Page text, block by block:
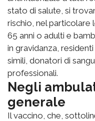
stato di salute, si
rischio, nel particolare
65 anni o adulti e
in gravidanza,
simili, donatori di
professionali.
Negli
generale
Il vaccino, che,